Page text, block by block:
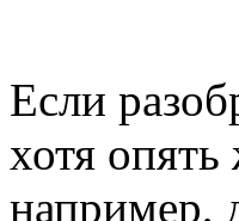
Если
хотя
например,